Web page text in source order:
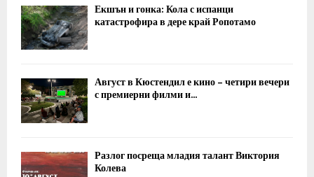
Екшън и гонка: Кола с испанци
катастрофира в дере край Ропотамо
Август в Кюстендил е кино – четири вечери
с премиерни филми и...
Разлог посреща младия талант Виктория
Колева